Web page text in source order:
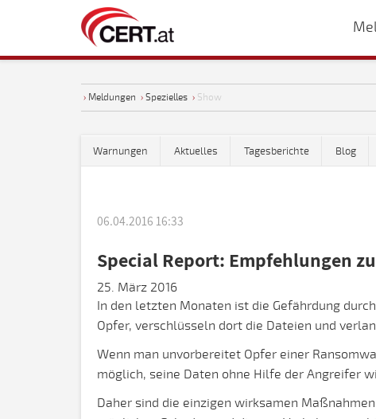
› Meldungen › Spezielles › Show
Warnungen Aktuelles Tagesberichte Blog
06.04.2016 16:33
Special Report: Empfehlungen
25. März 2016
In den letzten Monaten ist die Gefährdung
Opfer, verschlüsseln dort die Dateien und
Wenn man unvorbereitet Opfer einer
möglich, seine Daten ohne Hilfe der Angreifer
Daher sind die einzigen wirksamen